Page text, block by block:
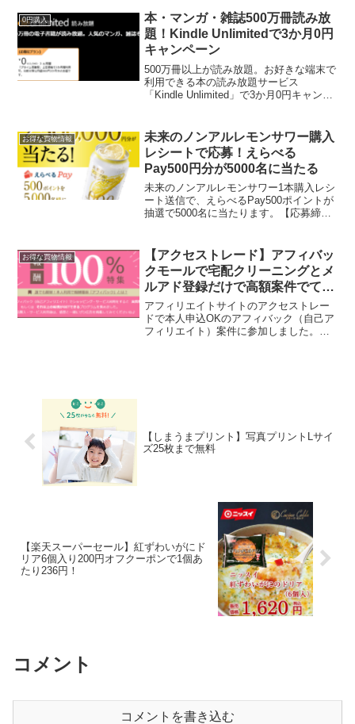
～私も2時間近く粘って、帰ってへとへと
ですが、頑張...
0円購入
本・マンガ・雑誌500万冊読み放
題！Kindle Unlimitedで3か月0円
キャンペーン
500万冊以上が読み放題。お好きな端末で
利用できる本の読み放題サービス
「Kindle Unlimited」で3か月0円キャンペ
Kindle Unlimitedが０円...
お得な買物情報
未来のノンアルレモンサワー購入
レシートで応募！えらべる
Pay500円分が5000名に当たる
未来のノンアルレモンサワー1本購入レシ
ート送信で、えらべるPay500ポイントが
抽選で5000名に当たります。【応募締
～ 2026年6月29日（月）【...
お得な買物情報
【アクセストレード】アフィバッ
クモールで宅配クリーニングとメ
ルアド登録だけで高額案件でてま
す
アフィリエイトサイトのアクセストレー
ドで本人申込OKのアフィバック（自己ア
フィリエイト）案件に参加しました。ポ
【しまうまプリント】写真プリントLサイ
ズ25枚まで無料
【楽天スーパーセール】紅ずわいがにド
リア6個入り200円オフクーポンで1個あ
たり236円！
コメント
コメントを書き込む